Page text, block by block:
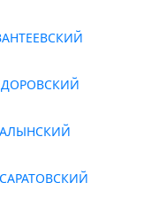
САРАТОВСКИЙ